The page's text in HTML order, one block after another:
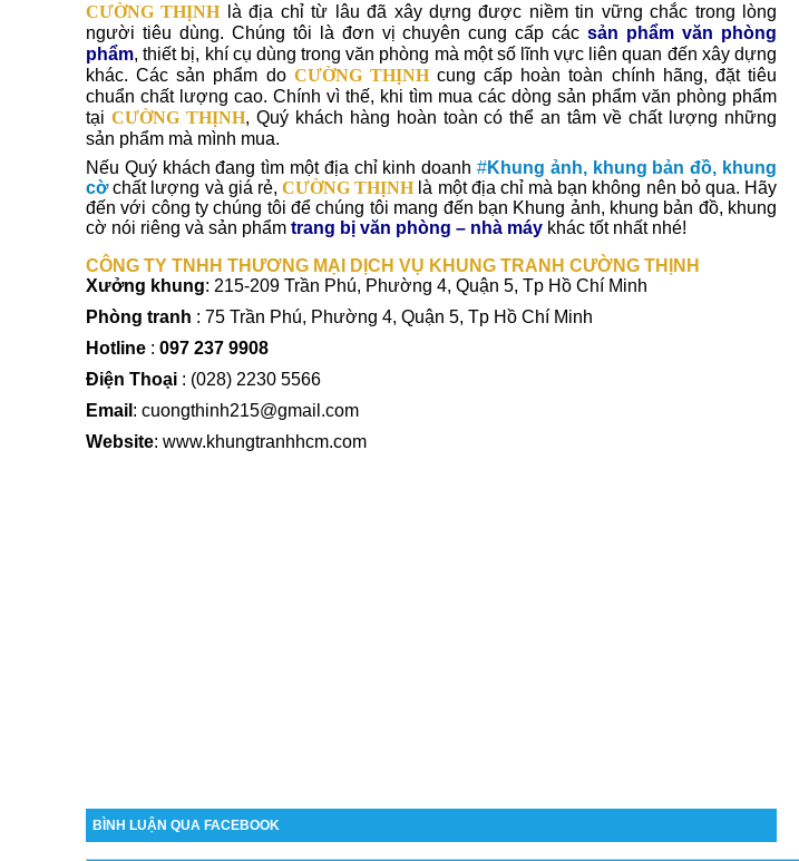
CƯỜNG THỊNHlà địa chỉ từ lâu đã xây dựng được niềm tin vững chắc trong lòng
người tiêu dùng. Chúng tôi là đơn vị chuyên cung cấp cácsản phẩm văn phòng
phẩm, thiết bị, khí cụ dùng trong văn phòng mà một số lĩnh vực liên quan đến xây dựng
khác. Các sản phẩm do CƯỜNG THỊNHcung cấp hoàn toàn chính hãng, đặt tiêu
chuẩn chất lượng cao. Chính vì thế, khi tìm mua các dòng sản phẩm văn phòng phẩm
tại CƯỜNG THỊNH, Quý khách hàng hoàn toàn có thể an tâm về chất lượng những
sản phẩm mà mình mua.
Nếu Quý khách đang tìm một địa chỉ kinh doanh #Khung ảnh, khung bản đồ, khung
cờchất lượng và giá rẻ, CƯỜNG THỊNHlà một địa chỉ mà bạn không nên bỏ qua. Hãy
đến với công ty chúng tôi để chúng tôi mang đến bạn Khung ảnh, khung bản đồ, khung
cờ nói riêng và sản phẩm trang bị văn phòng – nhà máy khác tốt nhất nhé!
CÔNG TY TNHH THƯƠNG MẠI DỊCH VỤ KHUNG TRANH CƯỜNG THỊNH
Xưởng khung: 215-209 Trần Phú, Phường 4, Quận 5, Tp Hồ Chí Minh
Phòng tranh : 75 Trần Phú, Phường 4, Quận 5, Tp Hồ Chí Minh
Hotline : 097 237 9908
Điện Thoại : (028) 2230 5566
Email : cuongthinh215@gmail.com
Website: www.khungtranhhcm.com
BÌNH LUẬN QUA FACEBOOK